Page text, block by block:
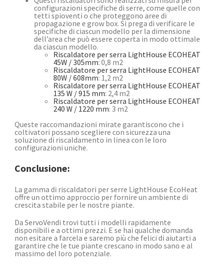
configurazioni specifiche di serre, come quelle con
tetti spioventi o che proteggono aree di
propagazione e grow box. Si prega di verificare le
specifiche di ciascun modello per la dimensione
dell’area che può essere coperta in modo ottimale
da ciascun modello.
Riscaldatore per serra LightHouse ECOHEAT
45W / 305mm: 0,8 m2
Riscaldatore per serra LightHouse ECOHEAT
80W / 608mm: 1,2 m2
Riscaldatore per serra LightHouse ECOHEAT
135 W / 915 mm: 2,4 m2
Riscaldatore per serra LightHouse ECOHEAT
240 W / 1220 mm: 3 m2
Queste raccomandazioni mirate garantiscono che i
coltivatori possano scegliere con sicurezza una
soluzione di riscaldamento in linea con le loro
configurazioni uniche.
Conclusione:
La gamma di riscaldatori per serre LightHouse EcoHeat
offre un ottimo approccio per fornire un ambiente di
crescita stabile per le nostre piante.
Da ServoVendi trovi tutti i modelli rapidamente
disponibili e a ottimi prezzi. E se hai qualche domanda
non esitare a farcela e saremo più che felici di aiutarti a
garantire che le tue piante crescano in modo sano e al
massimo del loro potenziale.